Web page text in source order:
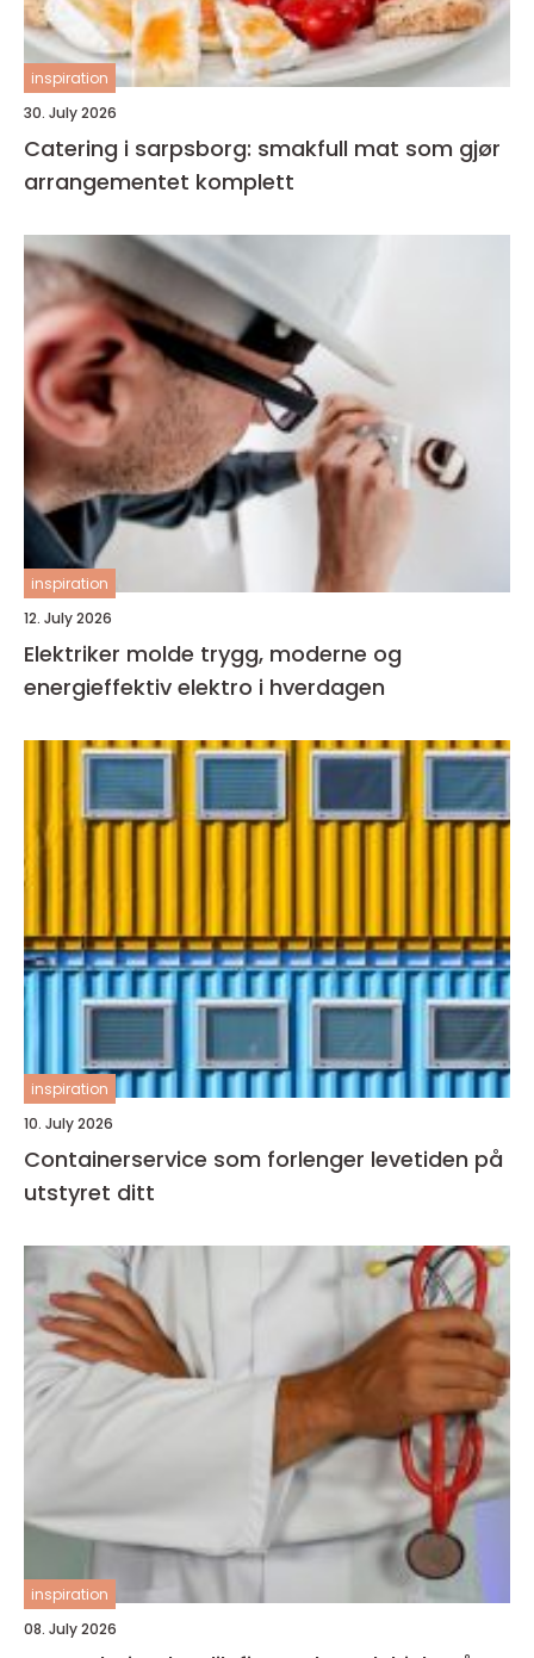
inspiration
30. July 2026
Catering i sarpsborg: smakfull mat som gjør
arrangementet komplett
inspiration
12. July 2026
Elektriker molde trygg, moderne og
energieffektiv elektro i hverdagen
inspiration
10. July 2026
Containerservice som forlenger levetiden på
utstyret ditt
inspiration
08. July 2026